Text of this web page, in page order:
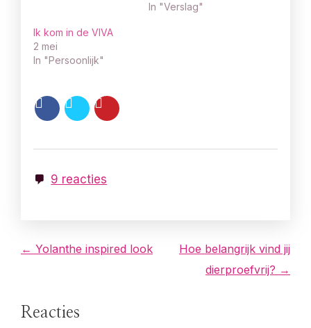
In "Verslag"
Ik kom in de VIVA
2 mei
In "Persoonlijk"
9 reacties
B
r
← Yolanthe inspired look
Hoe belangrijk vind jij
dierproefvrij? →
Reacties